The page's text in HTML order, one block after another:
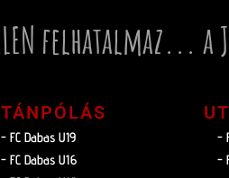
felhatalmaz... a
- FC Dabas U19
- FC Dabas U16
-
-